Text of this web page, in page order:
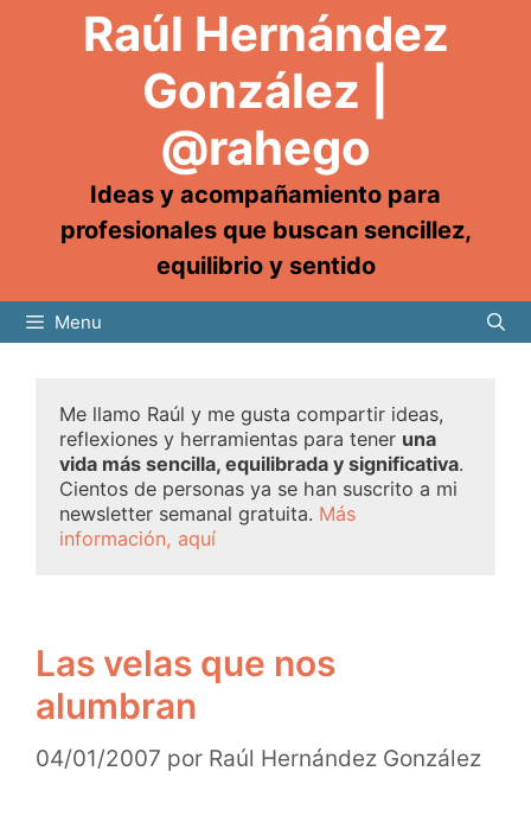
Raúl Hernández
González |
@rahego
Ideas y acompañamiento para
profesionales que buscan sencillez,
equilibrio y sentido
Menu
Me llamo Raúl y me gusta compartir ideas,
reflexiones y herramientas para tener una
vida más sencilla, equilibrada y significativa.
Cientos de personas ya se han suscrito a mi
newsletter semanal gratuita. Más
información, aquí
Las velas que nos
alumbran
04/01/2007 por Raúl Hernández González